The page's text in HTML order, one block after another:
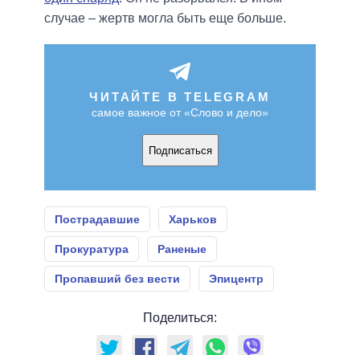
случае – жертв могла быть еще больше.
ЧИТАЙТЕ В TELEGRAM
самое важное от «Слово и дело»
Подписаться
Пострадавшие Харьков
Прокуратура Раненые
Пропавший без вести Эпицентр
Поделиться: